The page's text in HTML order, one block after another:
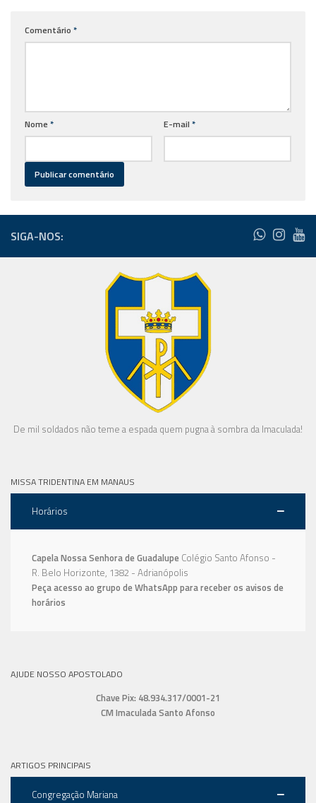
Comentário *
Nome * E-mail *
SIGA-NOS:
De mil soldados não teme a espada quem pugna à sombra da Imaculada!
MISSA TRIDENTINA EM MANAUS
Horários
Capela Nossa Senhora de Guadalupe Colégio Santo Afonso -
R. Belo Horizonte, 1382 - Adrianópolis
Peça acesso ao grupo de WhatsApp para receber os avisos de
horários
AJUDE NOSSO APOSTOLADO
Chave Pix: 48.934.317/0001-21
CM Imaculada Santo Afonso
ARTIGOS PRINCIPAIS
Congregação Mariana